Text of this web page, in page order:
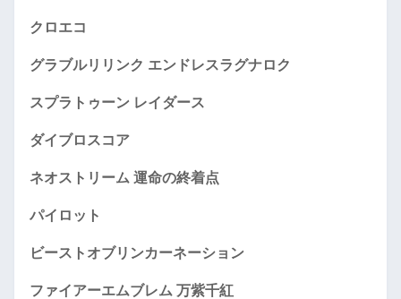
クロエコ
グラブルリリンク エンドレスラグナロク
スプラトゥーン レイダース
ダイブロスコア
ネオストリーム 運命の終着点
パイロット
ビーストオブリンカーネーション
ファイアーエムブレム 万紫千紅